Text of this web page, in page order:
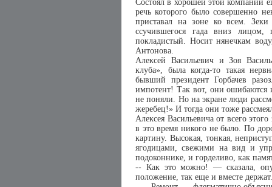
Состоял в хорошей этой компании
речь которого было совершенно
приставал на зоне ко всем.
ссучившегося гада вниз
покладистый. Носит нянечкам
Антонова.
Алексей Васильевич и Зоя
клуба», была когда-то такая
бывший президент Горбачев
импотент! Так вот, они
не поняли. Но на экране люди
жеребец!» И тогда они тоже
Алексея Васильевича от всего
в это время никого не было. По
картину. Высокая, тонкая,
ягодицами, свежими на вид и
подоконнике, и горделиво, как
-- Как это можно! — сказала,
положение, так еще и вместе